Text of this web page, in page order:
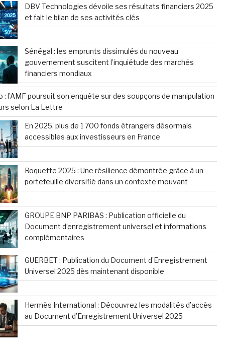
DBV Technologies dévoile ses résultats financiers 2025
et fait le bilan de ses activités clés
Sénégal : les emprunts dissimulés du nouveau
gouvernement suscitent l’inquiétude des marchés
financiers mondiaux
: l’AMF poursuit son enquête sur des soupçons de manipulation
selon La Lettre
En 2025, plus de 1 700 fonds étrangers désormais
accessibles aux investisseurs en France
Roquette 2025 : Une résilience démontrée grâce à un
portefeuille diversifié dans un contexte mouvant
GROUPE BNP PARIBAS : Publication officielle du
Document d’enregistrement universel et informations
complémentaires
GUERBET : Publication du Document d’Enregistrement
Universel 2025 dès maintenant disponible
Hermès International : Découvrez les modalités d’accès
au Document d’Enregistrement Universel 2025